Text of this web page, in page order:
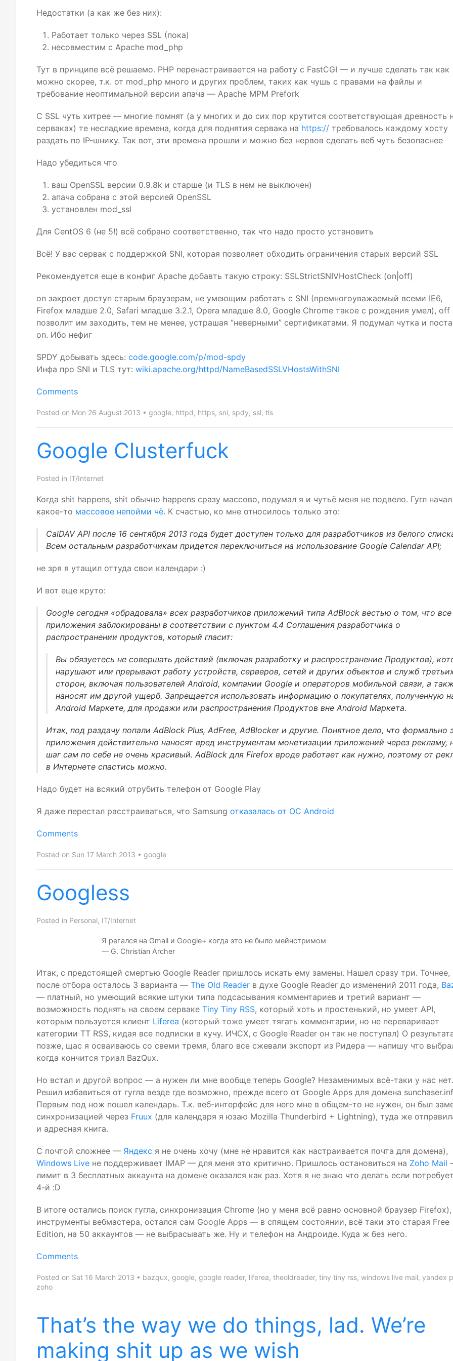
Недостатки (а как же без них):
Работает только через SSL (пока)
несовместим с Apache mod_php
Тут в принципе всё решаемо. PHP перенастраивается на работу с FastCGI — и лучше сделать так как
можно скорее, т.к. от mod_php много и других проблем, таких как чушь с правами на файлы и
требование неоптимальной версии апача — Apache MPM Prefork
С SSL чуть хитрее — многие помнят (а у многих и до сих пор крутится соответствующая древность
серваках) те несладкие времена, когда для поднятия сервака на https:// требовалось каждому хосту
раздать по IP-шнику. Так вот, эти времена прошли и можно без нервов сделать веб чуть безопаснее
Надо убедиться что
ваш OpenSSL версии 0.9.8k и старше (и TLS в нем не выключен)
апача собрана с этой версией OpenSSL
установлен mod_ssl
Для CentOS 6 (не 5!) всё собрано соответственно, так что надо просто установить
Всё! У вас сервак с поддержкой SNI, которая позволяет обходить ограничения старых версий SSL
Рекомендуется еще в конфиг Apache добавть такую строку: SSLStrictSNIVHostCheck (on|off)
on закроет доступ старым браузерам, не умеющим работать с SNI (премногоуважаемый всеми IE6,
Firefox младше 2.0, Safari младше 3.2.1, Opera младше 8.0, Google Chrome такое с рождения умел), off
позволит им заходить, тем не менее, устрашая “неверными” сертификатами. Я подумал чутка и
on. Ибо нефиг
SPDY добывать здесь: code.google.com/p/mod-spdy
Инфа про SNI и TLS тут: wiki.apache.org/httpd/NameBasedSSLVHostsWithSNI
Comments
Posted on Mon 26 August 2013 google, httpd, https, sni, spdy, ssl, tls
Google Clusterfuck
Posted in IT/Internet
Когда shit happens, shit обычно happens сразу массово, подумал я и чутьё меня не подвело. Гугл начал
какое-то массовое непойми чё. К счастью, ко мне относилось только это:
CalDAV API после 16 сентября 2013 года будет доступен только для разработчиков из белого
Всем остальным разработчикам придется переключиться на использование Google Calendar API;
не зря я утащил оттуда свои календари :)
И вот еще круто:
Google сегодня «обрадовала» всех разработчиков приложений типа AdBlock вестью о том, что
приложения заблокированы в соответствии с пунктом 4.4 Соглашения разработчика о
распространении продуктов, который гласит:
Вы обязуетесь не совершать действий (включая разработку и распространение Продуктов),
нарушают или прерывают работу устройств, серверов, сетей и других объектов и служб
сторон, включая пользователей Android, компании Google и операторов мобильной связи, а
наносят им другой ущерб. Запрещается использовать информацию о покупателях, полученную
Android Маркете, для продажи или распространения Продуктов вне Android Маркета.
Итак, под раздачу попали AdBlock Plus, AdFree, AdBlocker и другие. Понятное дело, что формально
приложения действительно наносят вред инструментам монетизации приложений через рекламу,
шаг сам по себе не очень красивый. AdBlock для Firefox вроде работает как нужно, поэтому от
в Интернете спастись можно.
Надо будет на всякий отрубить телефон от Google Play
Я даже перестал расстраиваться, что Samsung отказалась от ОС Android
Comments
Posted on Sun 17 March 2013 google
Googless
Posted in Personal, IT/Internet
Я регался на Gmail и Google+ когда это не было мейнстримом
— G. Christian Archer
Итак, с предстоящей смертью Google Reader пришлось искать ему замены. Нашел сразу три. Точнее,
после отбора осталось 3 варианта — The Old Reader в духе Google Reader до изменений 2011 года,
— платный, но умеющий всякие штуки типа подсасывания комментариев и третий вариант —
возможность поднять на своем серваке Tiny Tiny RSS, который хоть и простенький, но умеет API,
которым пользуется клиент Liferea (который тоже умеет тягать комментарии, но не переваривает
категории TT RSS, кидая все подписки в кучу. ИЧСХ, с Google Reader он так не поступал) О
позже, щас я осваиваюсь со свеми тремя, благо все сжевали экспорт из Ридера — напишу что
когда кончится триал BazQux.
Но встал и другой вопрос — а нужен ли мне вообще теперь Google? Незаменимых всё-таки у нас нет.
Решил избавиться от гугла везде где возможно, прежде всего от Google Apps для домена
Первым под нож пошел календарь. Т.к. веб-интерфейс для него мне в общем-то не нужен, он был
синхронизацией через Fruux (для календаря я юзаю Mozilla Thunderbird + Lightning), туда же
и адресная книга.
С почтой сложнее — Яндекс я не очень хочу (мне не нравится как настраивается почта для домена),
Windows Live не поддерживает IMAP — для меня это критично. Пришлось остановиться на Zoho Mail
лимит в 3 бесплатных аккаунта на домене оказался как раз. Хотя я не знаю что делать если
4-й :D
В итоге остались поиск гугла, синхронизация Chrome (но у меня всё равно основной браузер Firefox),
инструменты вебмастера, остался сам Google Apps — в спящем состоянии, всё таки это старая Free
Edition, на 50 аккаунтов — не выбрасывать же. Ну и телефон на Андроиде. Куда ж без него.
Comments
Posted on Sat 16 March 2013 bazqux, google, google reader, liferea, theoldreader, tiny tiny rss, windows live mail, yandex
zoho
That’s the way we do things, lad. We’re
making shit up as we wish